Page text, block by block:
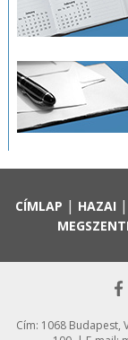
CÍMLAP | HAZAI |
Cím: 1068 Budapest,